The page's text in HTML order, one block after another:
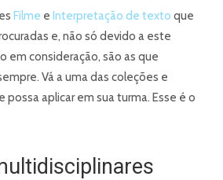
Filme e Interpretação de texto que
e, não só devido a este
em consideração, são as que
Vá a uma das coleções e
aplicar em sua turma. Esse é o